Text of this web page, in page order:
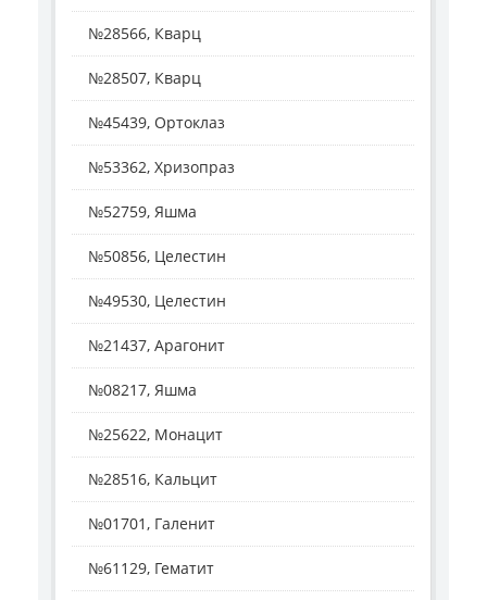
№28566, Кварц
№28507, Кварц
№45439, Ортоклаз
№53362, Хризопраз
№52759, Яшма
№50856, Целестин
№49530, Целестин
№21437, Арагонит
№08217, Яшма
№25622, Монацит
№28516, Кальцит
№01701, Галенит
№61129, Гематит